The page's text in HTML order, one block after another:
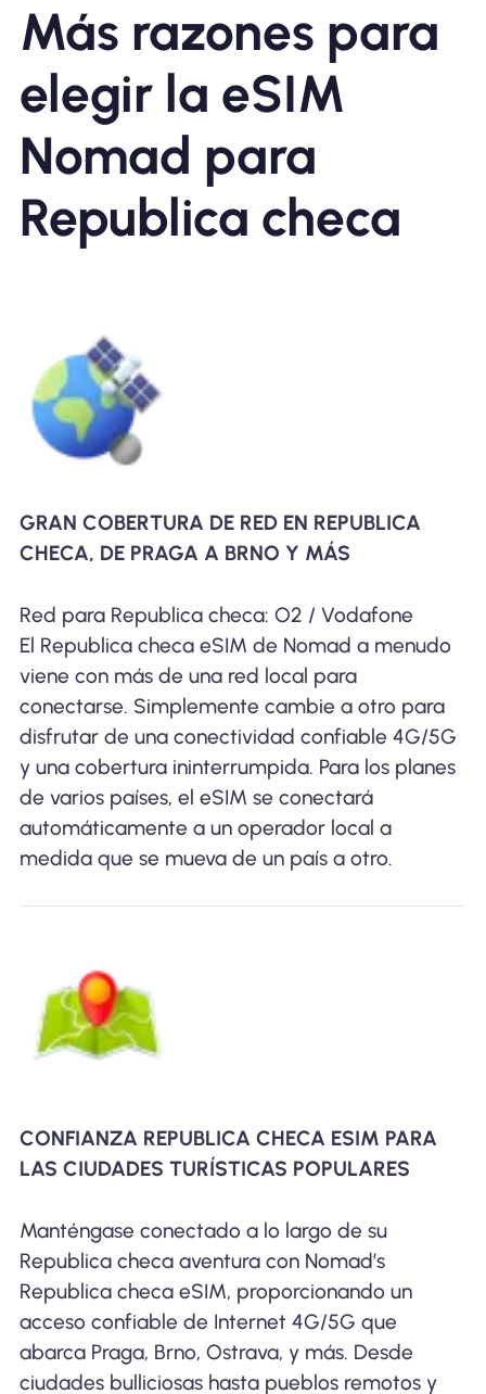
Más razones para
elegir la eSIM
Nomad para
Republica checa
GRAN COBERTURA DE RED EN REPUBLICA
CHECA, DE PRAGA A BRNO Y MÁS
Red para Republica checa: O2 / Vodafone
El Republica checa eSIM de Nomad a menudo
viene con más de una red local para
conectarse. Simplemente cambie a otro para
disfrutar de una conectividad confiable 4G/5G
y una cobertura ininterrumpida. Para los planes
de varios países, el eSIM se conectará
automáticamente a un operador local a
medida que se mueva de un país a otro.
CONFIANZA REPUBLICA CHECA ESIM PARA
LAS CIUDADES TURÍSTICAS POPULARES
Manténgase conectado a lo largo de su
Republica checa aventura con Nomad’s
Republica checa eSIM, proporcionando un
acceso confiable de Internet 4G/5G que
abarca Praga, Brno, Ostrava, y más. Desde
ciudades bulliciosas hasta pueblos remotos y